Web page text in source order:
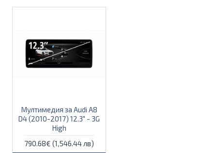
Мултимедия за Audi A8
D4 (2010-2017) 12.3" - 3G
High
790.68€ (1,546.44 лв)